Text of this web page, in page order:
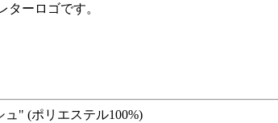
ーロゴです。
" (ポリエステル100%)